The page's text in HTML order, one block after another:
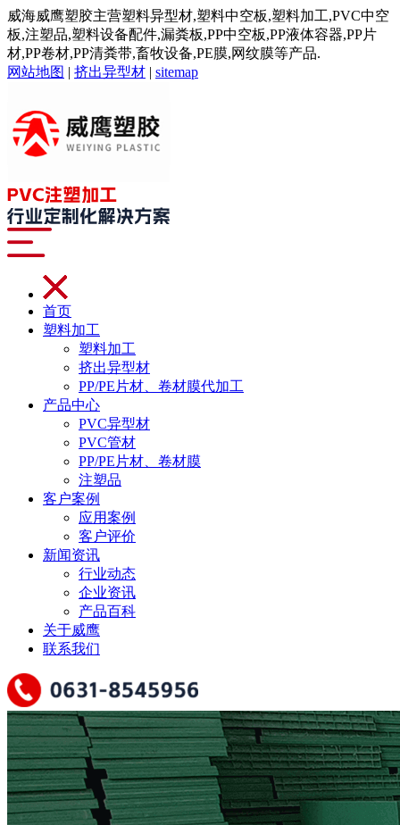
威海威鹰塑胶主营塑料异型材,塑料中空板,塑料加工,PVC中空
板,注塑品,塑料设备配件,漏粪板,PP中空板,PP液体容器,PP片
材,PP卷材,PP清粪带,畜牧设备,PE膜,网纹膜等产品.
网站地图 | 挤出异型材 | sitemap
首页
塑料加工
塑料加工
挤出异型材
PP/PE片材、卷材膜代加工
产品中心
PVC异型材
PVC管材
PP/PE片材、卷材膜
注塑品
客户案例
应用案例
客户评价
新闻资讯
行业动态
企业资讯
产品百科
关于威鹰
联系我们